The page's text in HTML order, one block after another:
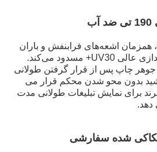
همزمان اشعه‌های فرابنفش و باران
شدید را با عملکرد سایه‌اندازی عالی UV30+ مسدود می‌کند.
چاپ پس از قرار گرفتن طولانی
بدون محو شدن محکم قرار می
برای نمایش تبلیغات طولانی مدت
دهد.